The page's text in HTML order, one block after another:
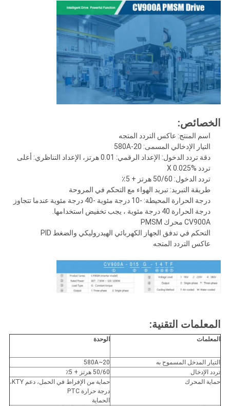
الخصائص:
اسم المنتج: عاكس التردد المتجه
التيار الإدخالي المسمى: 20-580A
دقة تردد الدخول: الإعداد الرقمي: 0.01 هرتز، الإعداد التناظري: أعلى
تردد X 0.025%
تردد الدخول: 50/60 هرتز + 5٪
طريقة التبريد: تبريد الهواء مع التحكم في المروحة
درجة الحرارة المحيطة: -10 درجة مئوية -40 درجة مئوية عندما تتجاوز
درجة الحرارة 40 درجة مئوية ، يجب تخفيض استخدامها.
CV900A محرك PMSM
التحكم في تدفق الجهاز الكهربائي الهيدروليكي والضغط PID
عاكس التردد المتجه
المعلمات التقنية:
المعلمات الوحدة
التيار المدخل المسموح به
20~580A
تردد الإدخال
50/60 هرتز + 5٪
حماية المحرك
حماية من الإفراط في الحمل، دعم KTY،
درجة حرارة PTC
الحماية